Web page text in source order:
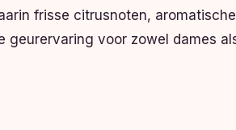
frisse citrusnoten,
voor zowel dames